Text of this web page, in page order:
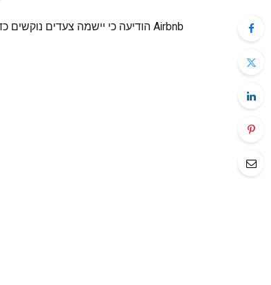
Airbnb הודיעה כי יישמה צעדים נוקשים כדי למנוע ממשתמשים מסוימים להשכיר בית בערב השנה החדשה